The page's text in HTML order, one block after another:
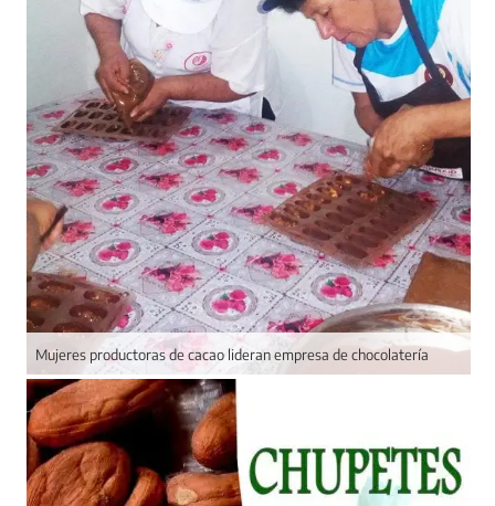
Mujeres productoras de cacao lideran empresa de chocolatería